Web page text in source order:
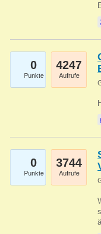
0
Punkte
4247
Aufrufe
0
Punkte
3744
Aufrufe